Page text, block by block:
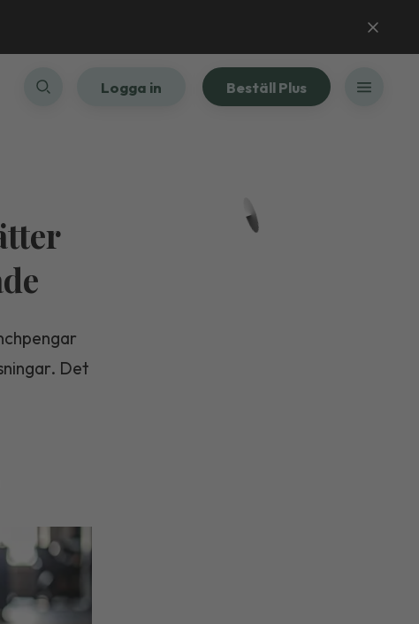
Logga in Beställ Plus
Det